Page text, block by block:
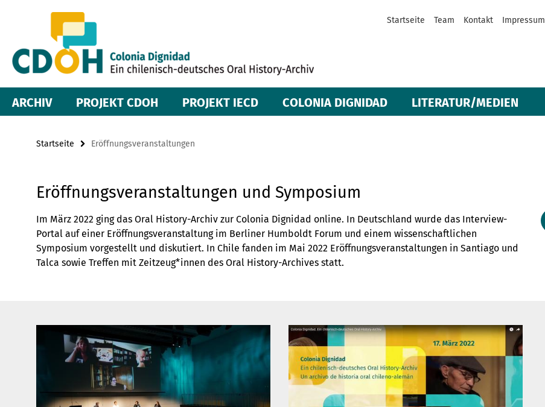
Inhalt
Navigation
Startseite Team Kontakt Impressum
ARCHIV PROJEKT CDOH PROJEKT IECD COLONIA DIGNIDAD LITERATUR/MEDIEN
Startseite Eröffnungsveranstaltungen
Eröffnungsveranstaltungen und Symposium
Im März 2022 ging das Oral History-Archiv zur Colonia Dignidad online. In Deutschland wurde das Interview-
Portal auf einer Eröffnungsveranstaltung im Berliner Humboldt Forum und einem wissenschaftlichen
Symposium vorgestellt und diskutiert. In Chile fanden im Mai 2022 Eröffnungsveranstaltungen in Santiago und
Talca sowie Treffen mit Zeitzeug*innen des Oral History-Archives statt.